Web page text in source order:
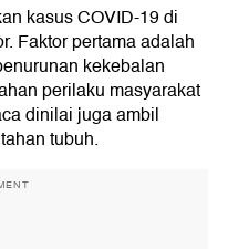
kasus COVID-19 di
Faktor pertama adalah
kekebalan
perilaku masyarakat
dinilai juga ambil
tubuh.